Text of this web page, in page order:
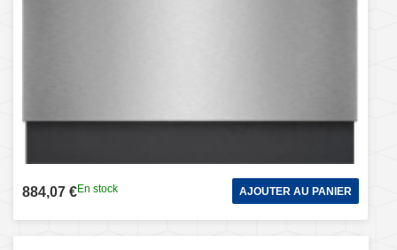
884,07 €En stock AJOUTER AU PANIER